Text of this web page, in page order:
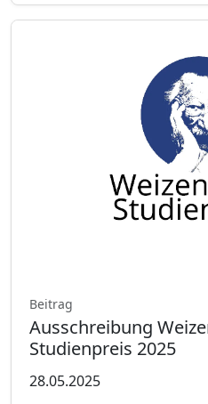
Beitrag
Ausschreibung
Studienpreis 2025
28.05.2025